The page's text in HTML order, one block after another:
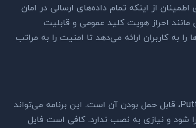
از اینکه تمام داده‌های ارسالی در امان
مانند احراز هویت کلید عمومی و قابلیت
را به کاربران ارائه می‌دهد تا امنیت را به مراتب
، قابل حمل بودن آن است. این برنامه می‌تواند
شود و نیازی به نصب ندارد. کافی است فایل